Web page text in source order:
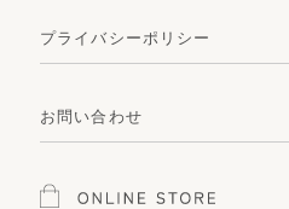
プライバシーポリシー
お問い合わせ